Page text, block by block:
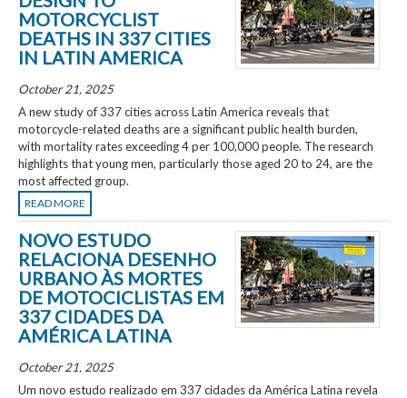
MOTORCYCLIST
DEATHS IN 337 CITIES
IN LATIN AMERICA
October 21, 2025
A new study of 337 cities across Latin America reveals that
motorcycle-related deaths are a significant public health burden,
with mortality rates exceeding 4 per 100,000 people. The research
highlights that young men, particularly those aged 20 to 24, are the
most affected group.
READ MORE
NOVO ESTUDO
RELACIONA DESENHO
URBANO ÀS MORTES
DE MOTOCICLISTAS EM
337 CIDADES DA
AMÉRICA LATINA
October 21, 2025
Um novo estudo realizado em 337 cidades da América Latina revela